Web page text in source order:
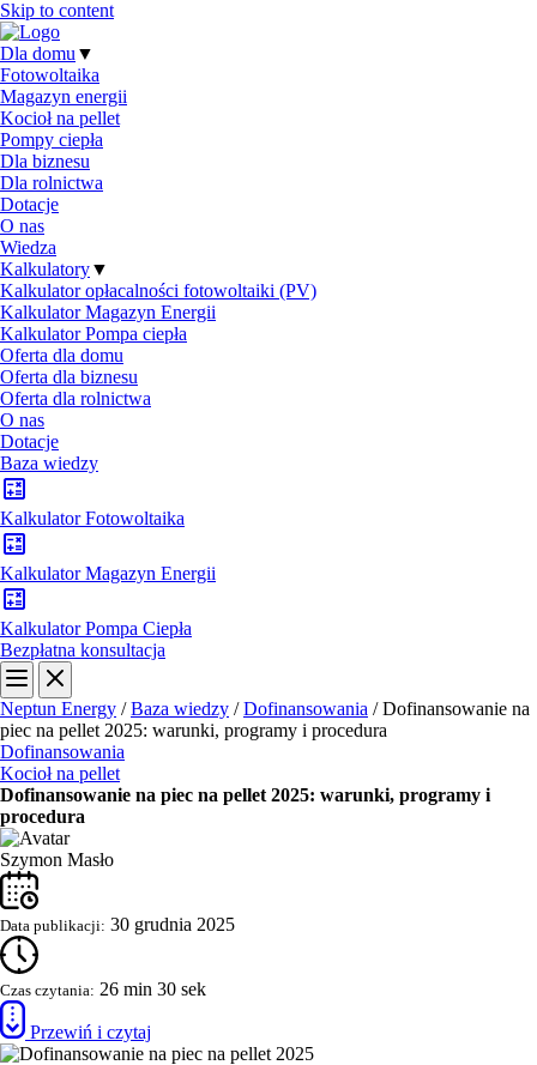
Skip to content
Dla domu ▼
Fotowoltaika
Magazyn energii
Kocioł na pellet
Pompy ciepła
Dla biznesu
Dla rolnictwa
Dotacje
O nas
Wiedza
Kalkulatory▼
Kalkulator opłacalności fotowoltaiki (PV)
Kalkulator Magazyn Energii
Kalkulator Pompa ciepła
Oferta dla domu
Oferta dla biznesu
Oferta dla rolnictwa
O nas
Dotacje
Baza wiedzy
Kalkulator Fotowoltaika
Kalkulator Magazyn Energii
Kalkulator Pompa Ciepła
Bezpłatna konsultacja
Neptun Energy /Baza wiedzy /Dofinansowania /Dofinansowanie na
piec na pellet 2025: warunki, programy i procedura
Dofinansowania
Kocioł na pellet
Dofinansowanie na piec na pellet 2025: warunki, programy i
procedura
Szymon Masło
Data publikacji: 30 grudnia 2025
Czas czytania: 26 min 30 sek
Przewiń i czytaj